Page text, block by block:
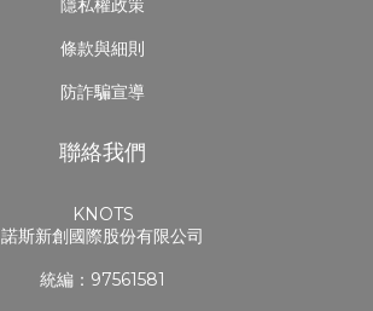
隱私權政策
條款與細則
防詐騙宣導
聯絡我們
KNOTS
諾斯新創國際股份有限公司
統編：97561581